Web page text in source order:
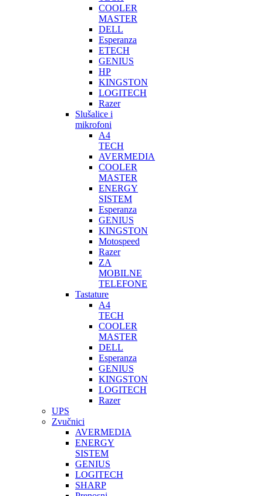
COOLER
MASTER
DELL
Esperanza
ETECH
GENIUS
HP
KINGSTON
LOGITECH
Razer
Slušalice i
mikrofoni
A4
TECH
AVERMEDIA
COOLER
MASTER
ENERGY
SISTEM
Esperanza
GENIUS
KINGSTON
Motospeed
Razer
ZA
MOBILNE
TELEFONE
Tastature
A4
TECH
COOLER
MASTER
DELL
Esperanza
GENIUS
KINGSTON
LOGITECH
Razer
UPS
Zvučnici
AVERMEDIA
ENERGY
SISTEM
GENIUS
LOGITECH
SHARP